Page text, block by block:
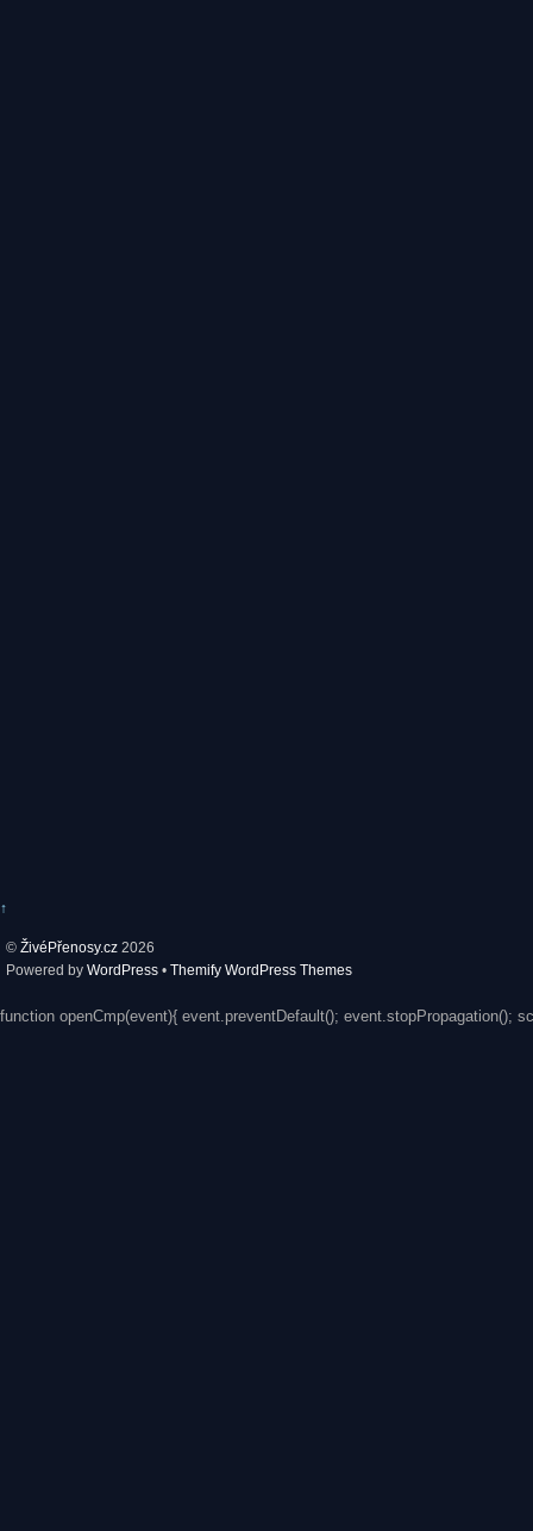
↑
© ŽivéPřenosy.cz 2026
Powered by WordPress • Themify WordPress Themes
function openCmp(event){ event.preventDefault(); event.stopPropagation();